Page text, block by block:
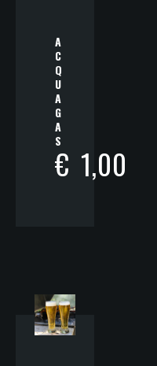
A
C
Q
U
A
G
A
S
€ 1,00